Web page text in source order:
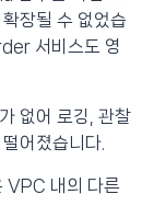
장될 수 없었습
서비스도 영
없어 로깅, 관찰
어졌습니다.
VPC 내의 다른